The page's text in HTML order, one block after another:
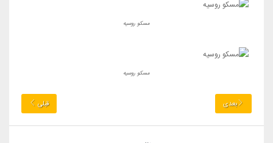
مسکو روسیه
مسکو روسیه
بعدی قبلی